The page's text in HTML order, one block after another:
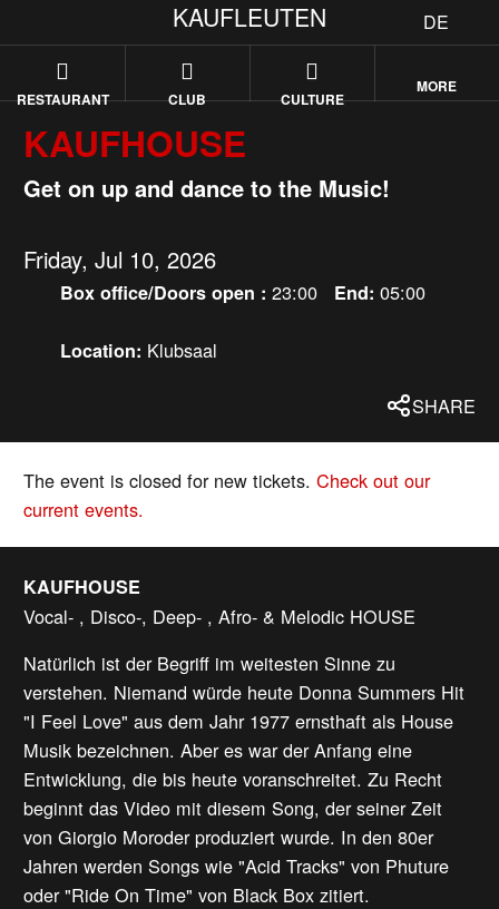
DE
KAUFLEUTEN
RESTAURANT CLUB CULTURE
MORE
KAUFHOUSE
Get on up and dance to the Music!
Friday, Jul 10, 2026
Box office/Doors open : 23:00 End: 05:00
Location: Klubsaal
SHARE
The event is closed for new tickets.Check out our
current events.
KAUFHOUSE
Vocal- , Disco-, Deep- , Afro- & Melodic HOUSE
Natürlich ist der Begriff im weitesten Sinne zu
verstehen. Niemand würde heute Donna Summers Hit
"I Feel Love" aus dem Jahr 1977 ernsthaft als House
Musik bezeichnen. Aber es war der Anfang eine
Entwicklung, die bis heute voranschreitet. Zu Recht
beginnt das Video mit diesem Song, der seiner Zeit
von Giorgio Moroder produziert wurde. In den 80er
Jahren werden Songs wie "Acid Tracks" von Phuture
oder "Ride On Time" von Black Box zitiert.